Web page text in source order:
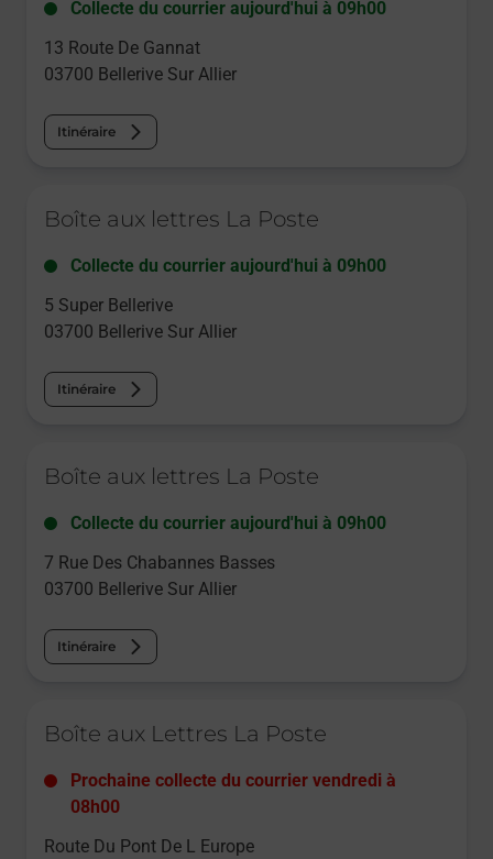
Collecte du courrier aujourd'hui à 09h00
13 Route De Gannat
03700 Bellerive Sur Allier
Itinéraire
Boîte aux lettres La Poste
Collecte du courrier aujourd'hui à 09h00
5 Super Bellerive
03700 Bellerive Sur Allier
Itinéraire
Boîte aux lettres La Poste
Collecte du courrier aujourd'hui à 09h00
7 Rue Des Chabannes Basses
03700 Bellerive Sur Allier
Itinéraire
Boîte aux Lettres La Poste
Prochaine collecte du courrier vendredi à
08h00
Route Du Pont De L Europe